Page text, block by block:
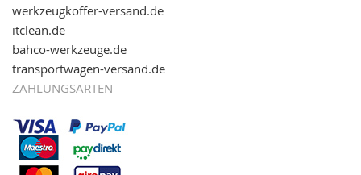
werkzeugkoffer-versand.de
itclean.de
bahco-werkzeuge.de
transportwagen-versand.de
ZAHLUNGSARTEN